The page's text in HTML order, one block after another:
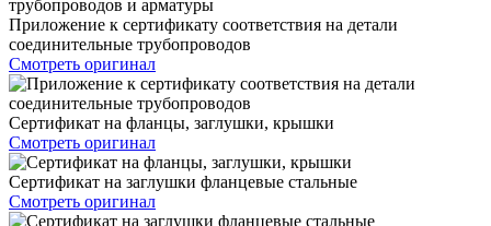
Приложение к сертификату соответствия на детали
соединительные трубопроводов
Смотреть оригинал
Сертификат на фланцы, заглушки, крышки
Смотреть оригинал
Сертификат на заглушки фланцевые стальные
Смотреть оригинал